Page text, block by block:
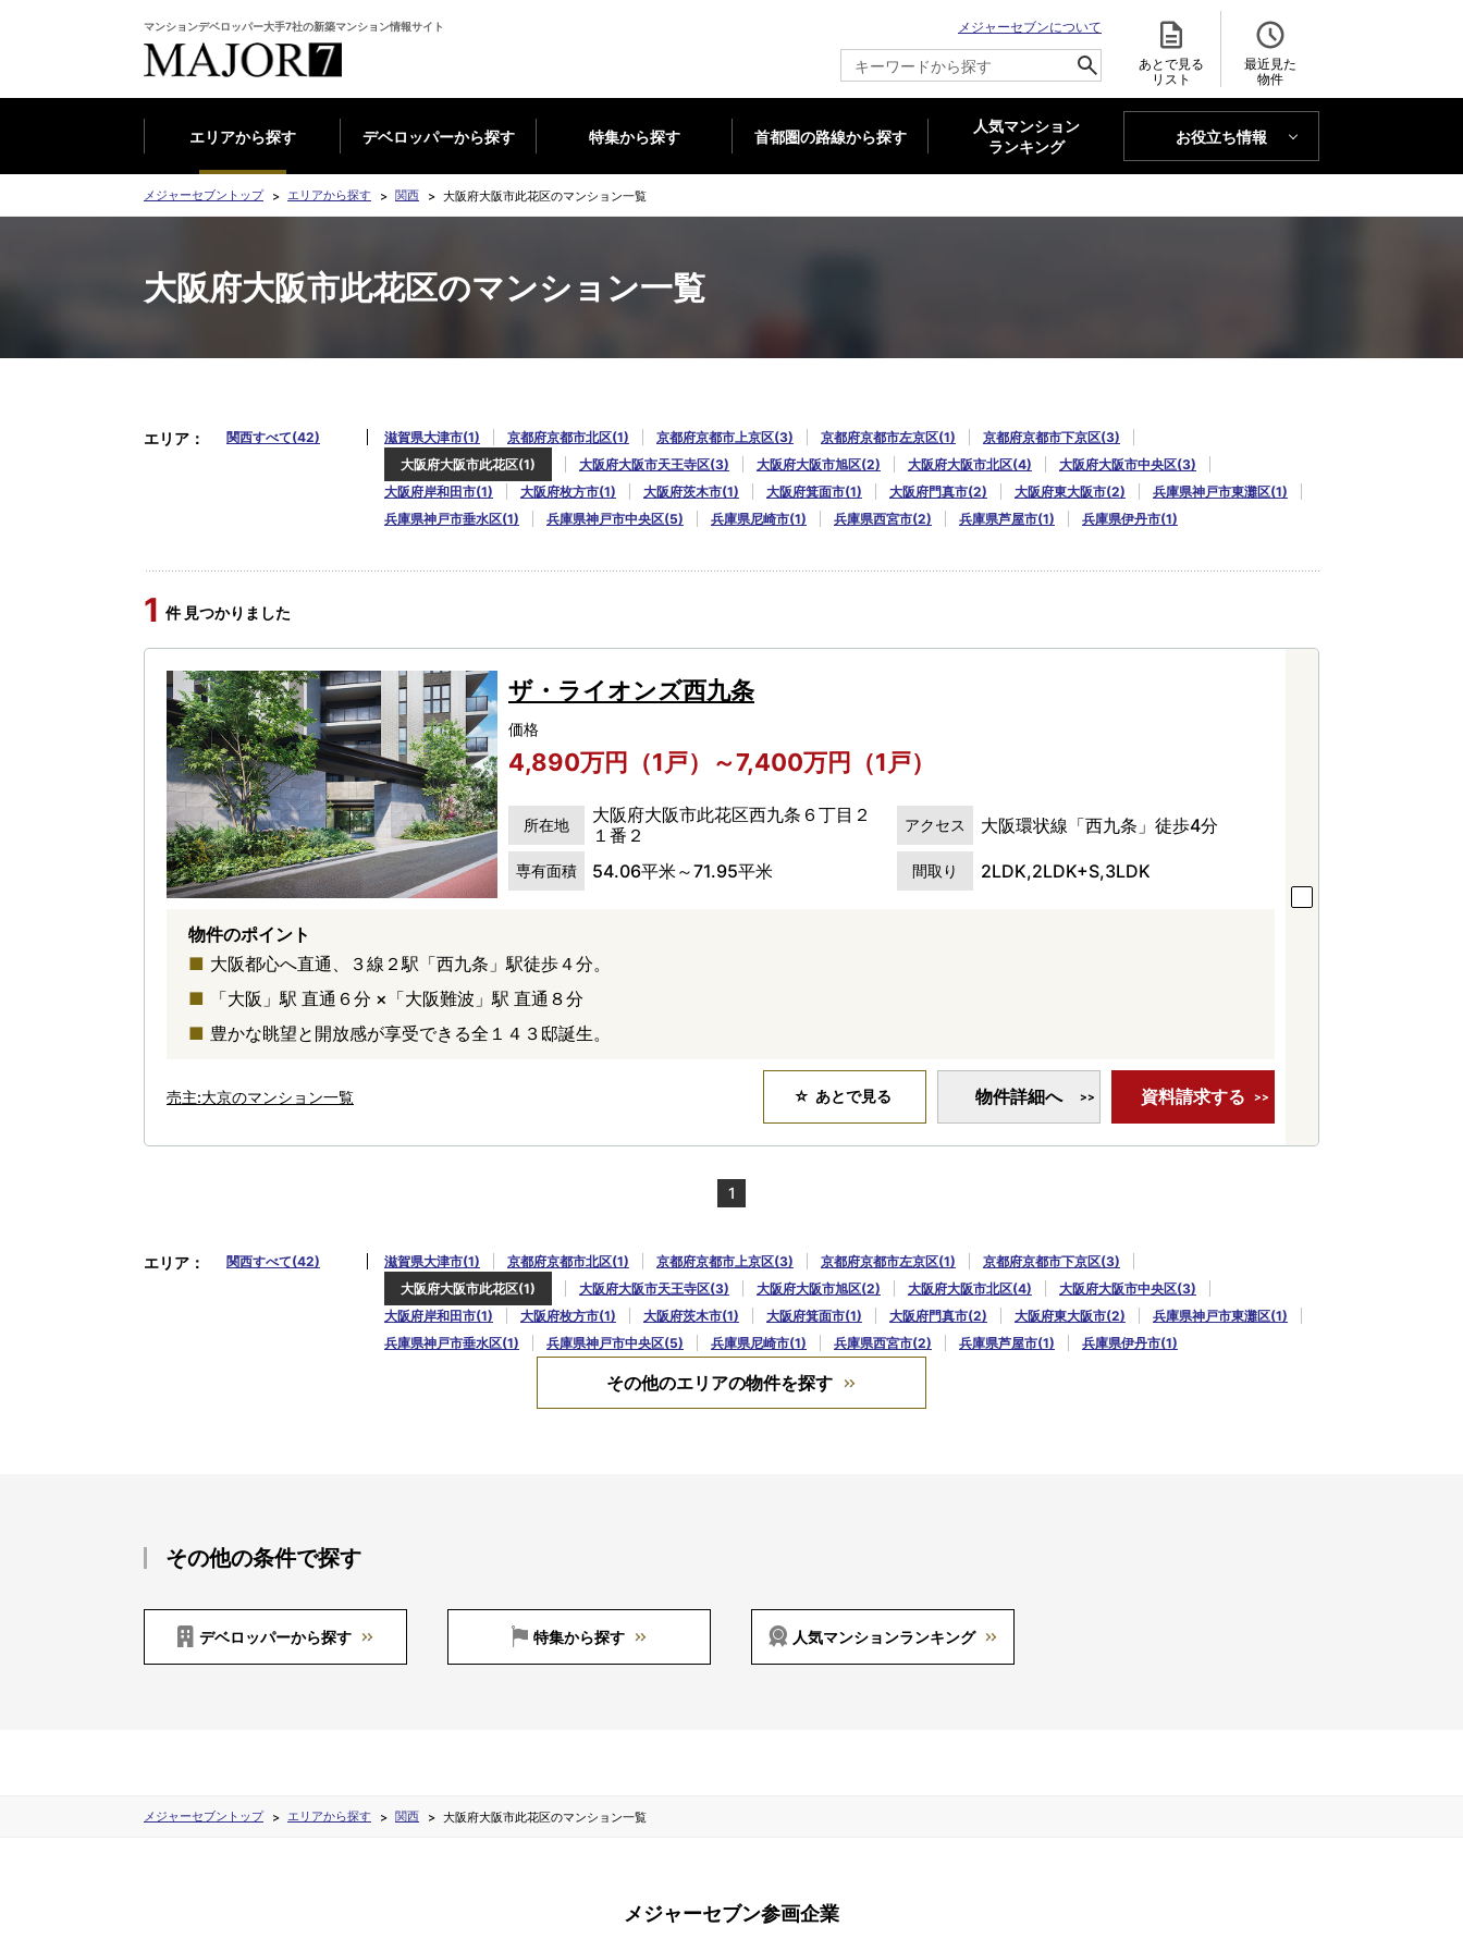
マンションデベロッパー大手7社の新築マンション情報サイト
メジャーセブンについて
あとで見る
リスト
最近見た
物件
エリアから探す デベロッパーから探す 特集から探す 首都圏の路線から探す
人気マンション
ランキング
お役立ち情報
MAJOR'S BLOG
メジャーセブントップ エリアから探す 関西 大阪府大阪市此花区のマンション一覧
大阪府大阪市此花区のマンション一覧
エリア 関西すべて(42) 滋賀県大津市(1) 京都府京都市北区(1) 京都府京都市上京区(3) 京都府京都市左京区(1)
京都府京都市下京区(3)
大阪府大阪市此花区(1)
大阪府大阪市天王寺区(3) 大阪府大阪市旭区(2) 大阪府大阪市北区(4)
大阪府大阪市中央区(3)
大阪府岸和田市(1)
大阪府枚方市(1) 大阪府茨木市(1) 大阪府箕面市(1) 大阪府門真市(2) 大阪府東大阪市(2)
兵庫県神戸市東灘区(1)
兵庫県神戸市垂水区(1)
兵庫県神戸市中央区(5) 兵庫県尼崎市(1) 兵庫県西宮市(2) 兵庫県芦屋市(1) 兵庫県伊丹市(1)
1 件 見つかりました
ザ・ライオンズ西九条
価格
4,890万円（1戸）～7,400万円（1戸）
所在地
大阪府大阪市此花区西九条６丁目２
１番２
アクセス 大阪環状線「西九条」徒歩4分
専有面積 54.06平米～71.95平米 間取り 2LDK,2LDK+S,3LDK
物件のポイント
大阪都心へ直通、３線２駅「西九条」駅徒歩４分。
「大阪」駅 直通６分 ×「大阪難波」駅 直通８分
豊かな眺望と開放感が享受できる全１４３邸誕生。
売主:大京のマンション一覧 あとで見る 物件詳細へ 資料請求する
1
エリア 関西すべて(42) 滋賀県大津市(1) 京都府京都市北区(1) 京都府京都市上京区(3) 京都府京都市左京区(1)
京都府京都市下京区(3)
大阪府大阪市此花区(1)
大阪府大阪市天王寺区(3) 大阪府大阪市旭区(2) 大阪府大阪市北区(4)
大阪府大阪市中央区(3)
大阪府岸和田市(1)
大阪府枚方市(1) 大阪府茨木市(1) 大阪府箕面市(1) 大阪府門真市(2) 大阪府東大阪市(2)
兵庫県神戸市東灘区(1)
兵庫県神戸市垂水区(1)
兵庫県神戸市中央区(5) 兵庫県尼崎市(1) 兵庫県西宮市(2) 兵庫県芦屋市(1) 兵庫県伊丹市(1)
その他のエリアの物件を探す
その他の条件で探す
デベロッパーから探す 特集から探す 人気マンションランキング
メジャーセブントップ エリアから探す 関西 大阪府大阪市此花区のマンション一覧
メジャーセブン参画企業